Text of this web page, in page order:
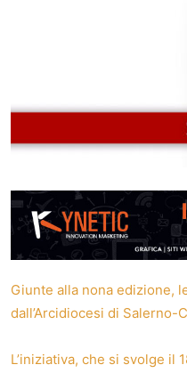
Giunte alla nona edizione,
dall’Arcidiocesi di Salerno-
L’iniziativa, che si svolge il